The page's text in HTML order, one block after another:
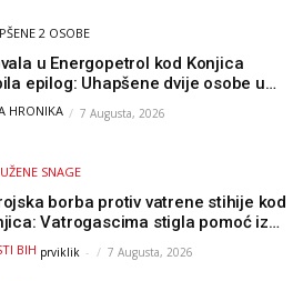
2 OSOBE
u Energopetrol kod Konjica
epilog: Uhapšene dvije osobe u
i Jablanici
HRONIKA 7 Augusta, 2026
SNAGE
borba protiv vatrene stihije kod
Vatrogascima stigla pomoć iz
helikopteri i Air Tractori
snage
BIH prviklik - 7 Augusta, 2026